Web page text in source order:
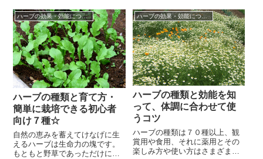
ハーブの効果・効能について
ハーブの種類と育て方・
簡単に栽培できる初心者
向け７種☆
自然の恵みを蓄えてけなげに生
えるハーブは生命力の塊です。
もともと野草であっただけに、
ハーブの効果・効能について
ハーブの種類と効能を知
って、体調に合わせて使
うコツ
ハーブの種類は７０種以上、観
賞用や食用、それに薬用とその
楽しみ方や使い方はさまざまで